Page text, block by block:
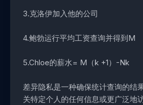
3.克洛伊加入他的公司
4.鲍勃运行平均工资查询并得到M
5.Chloe的薪水= M（k +1）-Nk
差异隐私是一种确保统计查询的结
关特定个人的任何信息或更广泛地